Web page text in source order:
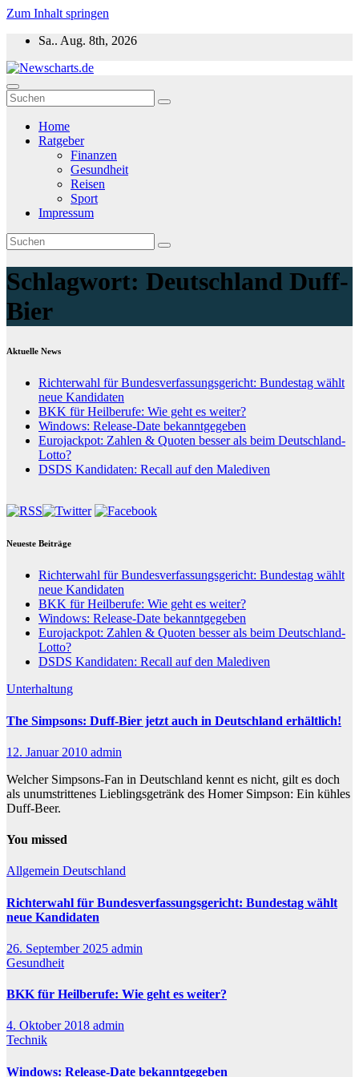
Zum Inhalt springen
Sa.. Aug. 8th, 2026
Newscharts.de
Aktuelle News zu Politik, Wirtschaft & Unterhaltung weltweit
Home
Ratgeber
Finanzen
Gesundheit
Reisen
Sport
Impressum
Schlagwort: Deutschland Duff-
Bier
Aktuelle News
Richterwahl für Bundesverfassungsgericht: Bundestag wählt
neue Kandidaten
BKK für Heilberufe: Wie geht es weiter?
Windows: Release-Date bekanntgegeben
Eurojackpot: Zahlen & Quoten besser als beim Deutschland-
Lotto?
DSDS Kandidaten: Recall auf den Malediven
Neueste Beiträge
Richterwahl für Bundesverfassungsgericht: Bundestag wählt
neue Kandidaten
BKK für Heilberufe: Wie geht es weiter?
Windows: Release-Date bekanntgegeben
Eurojackpot: Zahlen & Quoten besser als beim Deutschland-
Lotto?
DSDS Kandidaten: Recall auf den Malediven
Unterhaltung
The Simpsons: Duff-Bier jetzt auch in Deutschland erhältlich!
12. Januar 2010 admin
Welcher Simpsons-Fan in Deutschland kennt es nicht, gilt es doch
als unumstrittenes Lieblingsgetränk des Homer Simpson: Ein kühles
Duff-Beer.
You missed
Allgemein Deutschland
Richterwahl für Bundesverfassungsgericht: Bundestag wählt
neue Kandidaten
26. September 2025 admin
Gesundheit
BKK für Heilberufe: Wie geht es weiter?
4. Oktober 2018 admin
Technik
Windows: Release-Date bekanntgegeben